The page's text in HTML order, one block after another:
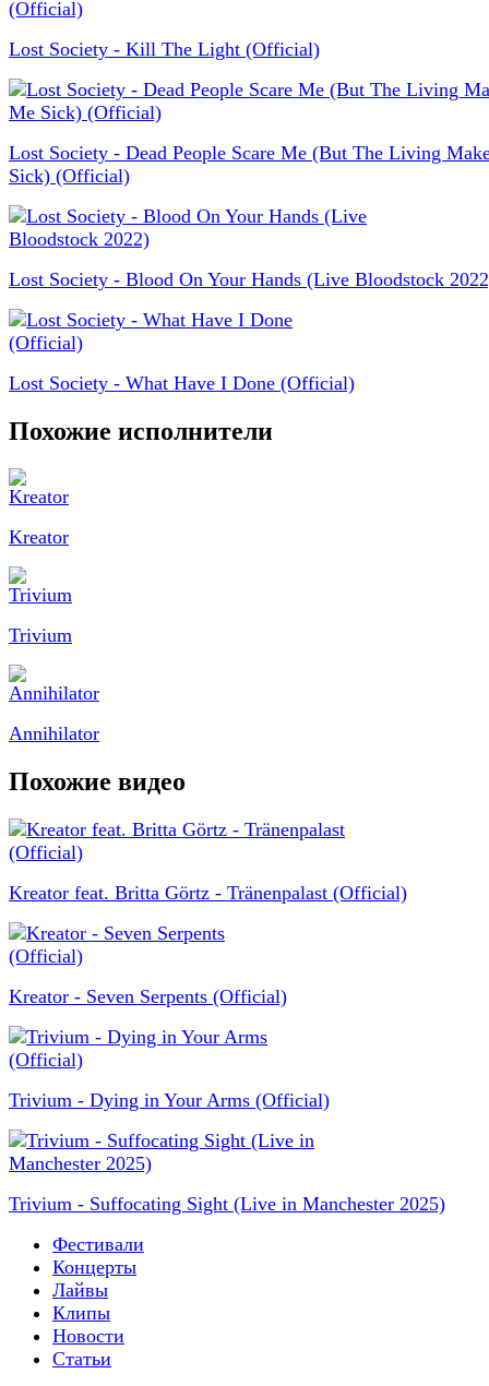
Lost Society - Kill The Light (Official)
Lost Society - Dead People Scare Me (But The Living
Sick) (Official)
Lost Society - Blood On Your Hands (Live Bloodstock
Lost Society - What Have I Done (Official)
Похожие исполнители
Kreator
Trivium
Annihilator
Похожие видео
Kreator feat. Britta Görtz - Tränenpalast (Official)
Kreator - Seven Serpents (Official)
Trivium - Dying in Your Arms (Official)
Trivium - Suffocating Sight (Live in Manchester 2025)
Фестивали
Концерты
Лайвы
Клипы
Новости
Статьи